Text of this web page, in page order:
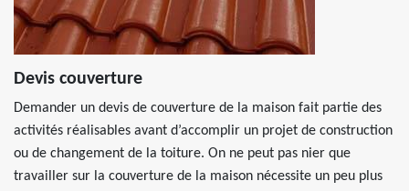
Devis couverture
Demander un devis de couverture de la maison fait partie des
activités réalisables avant d’accomplir un projet de construction
ou de changement de la toiture. On ne peut pas nier que
travailler sur la couverture de la maison nécessite un peu plus